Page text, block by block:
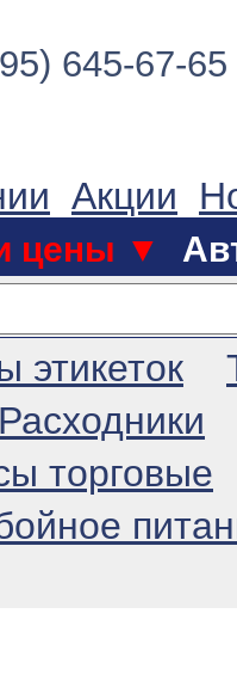
645-67-65
Акции
цены ▼
этикеток
Расходники
торговые